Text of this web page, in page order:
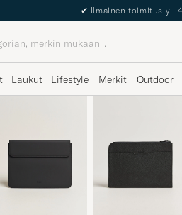
Laukut Lifestyle Merkit Outdoor